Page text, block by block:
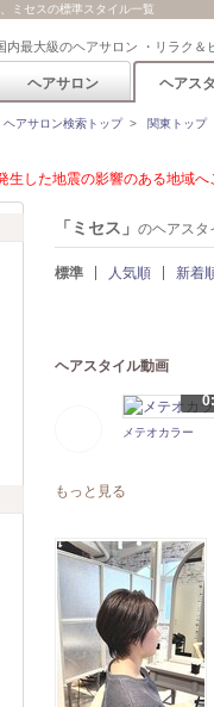
ミセスの標準スタイル一覧
内最大級のヘアサロン ・リラク＆
ヘアサロン ヘアス
アサロン検索トップ> 関東トップ
生した地震の影響のある地域
「ミセス」 のヘアスタ
標準 人気順 新着
ヘアスタイル動画
メテオカラー
もっと見る